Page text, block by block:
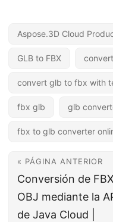
Aspose.3D Cloud
GLB to FBX
convert glb to fbx with
fbx glb glb
fbx to glb converter
« PÁGINA ANTERIOR
Conversión de
OBJ mediante la
de Java Cloud |